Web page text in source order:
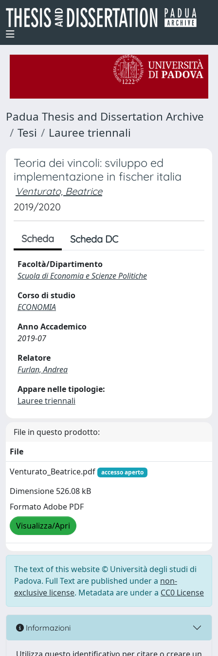
Padua Thesis and Dissertation Archive
Tesi
Lauree triennali
Teoria dei vincoli: sviluppo ed
implementazione in fischer italia
Venturato, Beatrice
2019/2020
Scheda Scheda DC
Facoltà/Dipartimento
Scuola di Economia e Scienze Politiche
Corso di studio
ECONOMIA
Anno Accademico
2019-07
Relatore
Furlan, Andrea
Appare nelle tipologie:
Lauree triennali
File in questo prodotto:
File
Venturato_Beatrice.pdf
accesso aperto
Dimensione 526.08 kB
Formato Adobe PDF
Visualizza/Apri
The text of this website © Università degli studi di
Padova. Full Text are published under a non-
exclusive license. Metadata are under a CC0 License
Informazioni